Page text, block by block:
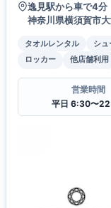
逸見駅から車で4分
神奈川県横須賀市
タオルレンタル シ
ロッカー
他店舗利用
営業時間
平日 6:30〜